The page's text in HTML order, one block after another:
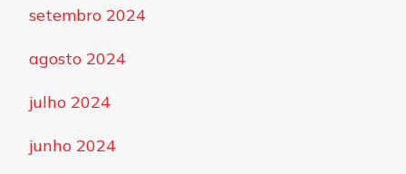
setembro 2024
agosto 2024
julho 2024
junho 2024